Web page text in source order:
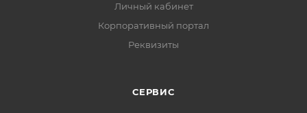
Личный кабинет
Корпоративный портал
Реквизиты
СЕРВИС